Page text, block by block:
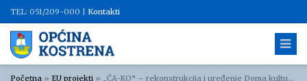
TEL: 051/209-000 | Kontakti
Početna » EU projekti » „ČA-KO” – rekonstrukcija i uređenje Doma kulture Čavle i izgradnja višenamjenskog društvenog doma Žuknica-Kostrena